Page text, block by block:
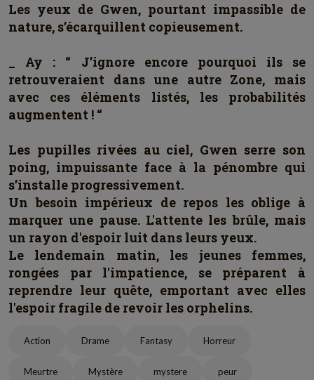
Les yeux de Gwen, pourtant impassible de
nature, s’écarquillent copieusement.
_ Ay : “ J’ignore encore pourquoi ils se
retrouveraient dans une autre Zone, mais
avec ces éléments listés, les probabilités
augmentent ! “
Les pupilles rivées au ciel, Gwen serre son
poing, impuissante face à la pénombre qui
s’installe progressivement.
Un besoin impérieux de repos les oblige à
marquer une pause. L'attente les brûle, mais
un rayon d'espoir luit dans leurs yeux.
Le lendemain matin, les jeunes femmes,
rongées par l'impatience, se préparent à
reprendre leur quête, emportant avec elles
l'espoir fragile de revoir les orphelins.
Action Drame Fantasy Horreur
Meurtre Mystère mystere peur